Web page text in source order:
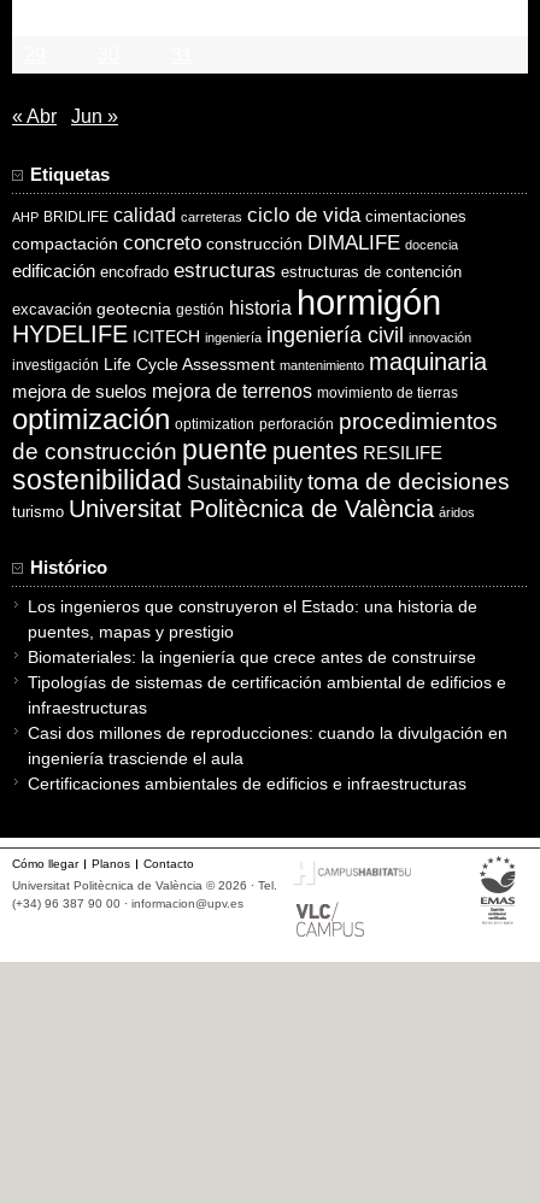
« Abr Jun »
Etiquetas
AHP BRIDLIFE calidad carreteras ciclo de vida cimentaciones
compactación concreto construcción DIMALIFE docencia
edificación encofrado estructuras estructuras de contención
excavación geotecnia gestión historia hormigón
HYDELIFE ICITECH ingeniería ingeniería civil innovación
investigación Life Cycle Assessment mantenimiento maquinaria
mejora de suelos mejora de terrenos movimiento de tierras
optimización optimization perforación procedimientos
de construcción puente puentes RESILIFE
sostenibilidad Sustainability toma de decisiones
turismo Universitat Politècnica de València áridos
Histórico
Los ingenieros que construyeron el Estado: una historia de
puentes, mapas y prestigio
Biomateriales: la ingeniería que crece antes de construirse
Tipologías de sistemas de certificación ambiental de edificios e
infraestructuras
Casi dos millones de reproducciones: cuando la divulgación en
ingeniería trasciende el aula
Certificaciones ambientales de edificios e infraestructuras
Cómo llegar Planos
Contacto
Universitat Politècnica de València © 2026 · Tel.
(+34) 96 387 90 00 · informacion@upv.es